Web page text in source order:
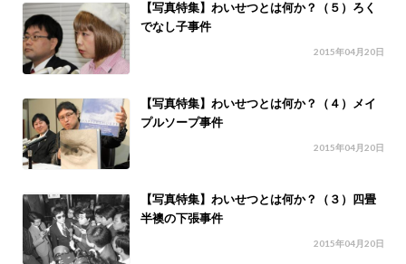
【写真特集】わいせつとは何か？（５）ろく
でなし子事件
2015年04月20日
【写真特集】わいせつとは何か？（４）メイ
プルソープ事件
2015年04月20日
【写真特集】わいせつとは何か？（３）四畳
半襖の下張事件
2015年04月20日